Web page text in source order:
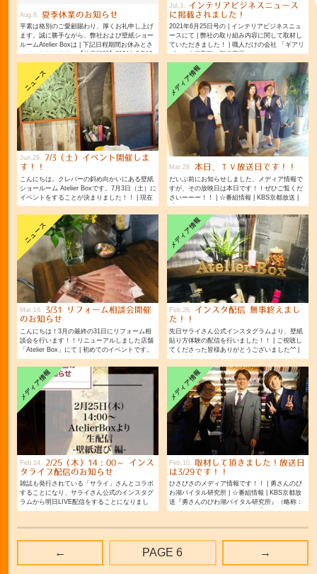
Aug 6 夏季休業のお知らせ
平素は格別のご愛顧賜わり、厚くお礼申し上げ
ます。誠に勝手ながら、弊社および壁紙ショー
ルームAtelier Boxは | 下記日程期間お休みとさ
せていただきます。【休業期間】2021年8月13
日(金)～2021年8月16日(月)
Jul 3
インテリアビジネスニュース
に掲載されました！
2021年6月25日号の | インテリアビジネスニュ
ースにて | 弊社の取り組み内容に関して取材し
ていただきました！ | 職人だけの会社 「ギアリ
ズム」 | 提案型の新規事業
ニュース
Jun 29
7/3（土）イベント開催しま
す！！
こんにちは。クレバーの斜め向かいにある壁紙
ショールーム Atelier Boxです。7月3日（土）に
イベントをすることが決まりました！！ | 現在
開催に向けて、いろいろ準備中ですのでお時間
ございましたらぜひお越しくださいー！
メディア情報
Mar 29 本日、ＴＶ放送日です！！
だいぶ前にお知らせしました、メディア情報で
すが、その放映日は本日です！！ぜひご覧くだ
さいーーー！！ | ☆番組情報 | KBS京都放送 |
『勇さんのびわ湖バイタル研究所』（略称：バ
イタル）
ニュース
Mar 16
3/31 リフォーム相談会開催
のお知らせ
こんにちは！3月の最終の31日にリフォーム相
談会を行います！！リニューアルしました店舗
「Atelier Box」にて | 初めてのイベントです。
お家のことでお困りごとがございましたら、
メディア情報
Feb 26
インスタ配信 無事終えまし
た！！
先日サライさん公式インスタグラムより、壁紙
貼り方体験の配信を行いました！！ | ご視聴し
てくださった皆様ありがとうございました^^ |
また見逃された方も、下記リンクより見れます
ので、
メディア情報
Feb 24
2/25（木）14：00～ インス
タライブ配信のお知らせ
雑誌も発行されている「サライ」さんとコラボ
することになり、サライさん公式のインスタグ
ラムから明日LIVE配信をすることになりまし
た！！ショールームAtelierBoxより、壁紙の貼
メディア情報
Feb 10
取材して頂きました！放送日
は3/29です！！
ひさびさのメディア情報です！！ | 勇さんのび
わ湖バイタル研究所 | ☆番組情報 | KBS京都放
送『勇さんのびわ湖バイタル研究所』（略称：
バイタル） | 放送時間：毎週月曜日
← 6 →